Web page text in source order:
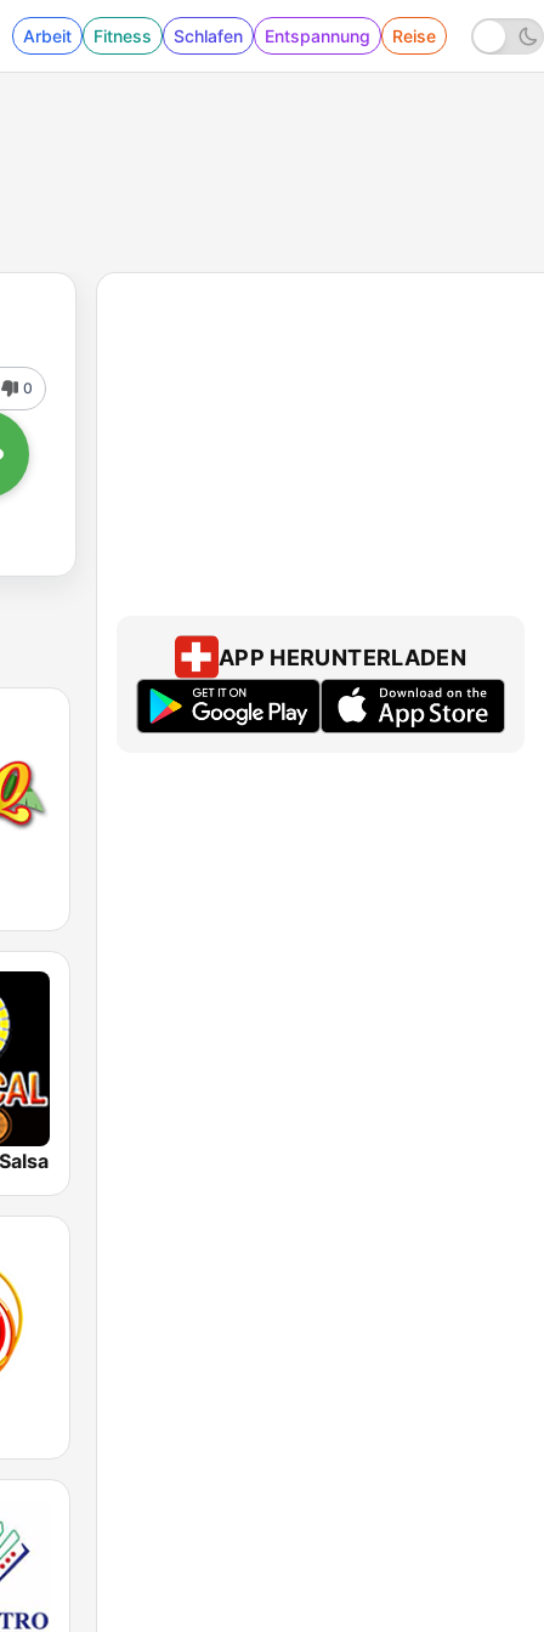
Arbeit Fitness Schlafen Entspannung Reise
0
APP HERUNTERLADEN